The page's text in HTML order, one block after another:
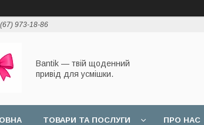
973-18-86
Bantik — твій щоденний
привід для усмішки.
ТОВАРИ ТА ПОСЛУГИ ПРО НАС